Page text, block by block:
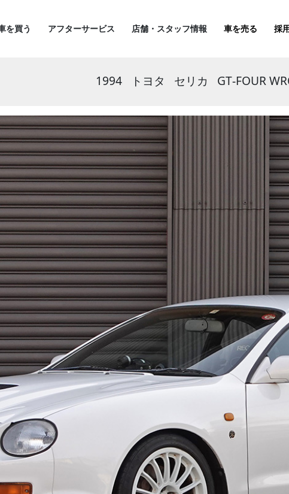
を買う アフターサービス 店舗・スタッフ情報 車を売る 採
1994 トヨタ セリカ GT-FOUR